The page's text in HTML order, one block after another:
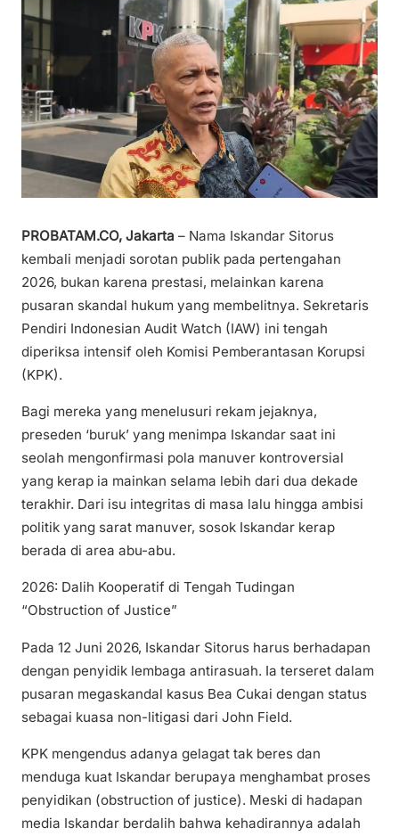
PROBATAM.CO, Jakarta – Nama Iskandar Sitorus
kembali menjadi sorotan publik pada pertengahan
2026, bukan karena prestasi, melainkan karena
pusaran skandal hukum yang membelitnya. Sekretaris
Pendiri Indonesian Audit Watch (IAW) ini tengah
diperiksa intensif oleh Komisi Pemberantasan Korupsi
(KPK).
Bagi mereka yang menelusuri rekam jejaknya,
preseden ‘buruk’ yang menimpa Iskandar saat ini
seolah mengonfirmasi pola manuver kontroversial
yang kerap ia mainkan selama lebih dari dua dekade
terakhir. Dari isu integritas di masa lalu hingga ambisi
politik yang sarat manuver, sosok Iskandar kerap
berada di area abu-abu.
2026: Dalih Kooperatif di Tengah Tudingan
“Obstruction of Justice”
Pada 12 Juni 2026, Iskandar Sitorus harus berhadapan
dengan penyidik lembaga antirasuah. Ia terseret dalam
pusaran megaskandal kasus Bea Cukai dengan status
sebagai kuasa non-litigasi dari John Field.
KPK mengendus adanya gelagat tak beres dan
menduga kuat Iskandar berupaya menghambat proses
penyidikan (obstruction of justice). Meski di hadapan
media Iskandar berdalih bahwa kehadirannya adalah